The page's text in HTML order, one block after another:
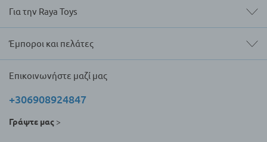
Για την Raya Toys
Έμποροι και πελάτες
Επικοινωνήστε μαζί μας
+306908924847
Γράψτε μας >